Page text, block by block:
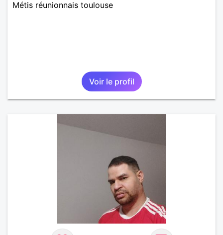
Métis réunionnais toulouse
Voir le profil